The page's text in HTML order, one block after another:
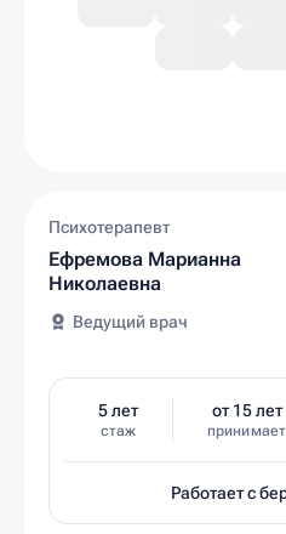
Психотерапевт
Ефремова Марианна
Николаевна
Ведущий врач
5 лет
стаж
от 15 лет
принимает
Работает с